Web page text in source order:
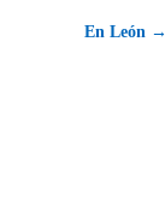
En León →